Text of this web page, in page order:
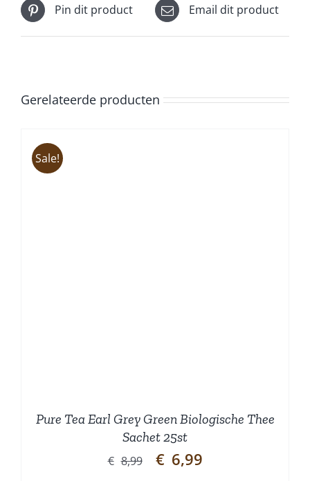
Pin dit product Email dit product
Gerelateerde producten
Sale!
Pure Tea Earl Grey Green Biologische Thee
Sachet 25st
€ 8,99
Oorspronkelijke
€ 6,99Huidige